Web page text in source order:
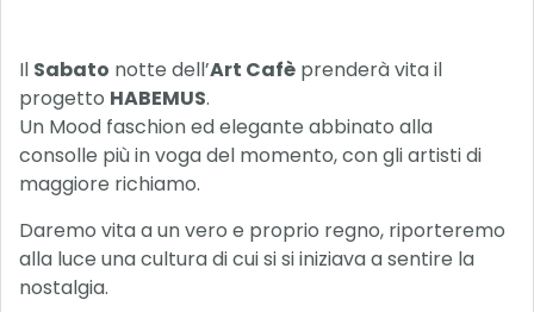
Il Sabato notte dell’Art Cafè prenderà vita il
progetto HABEMUS.
Un Mood faschion ed elegante abbinato alla
consolle più in voga del momento, con gli artisti di
maggiore richiamo.
Daremo vita a un vero e proprio regno, riporteremo
alla luce una cultura di cui si si iniziava a sentire la
nostalgia.